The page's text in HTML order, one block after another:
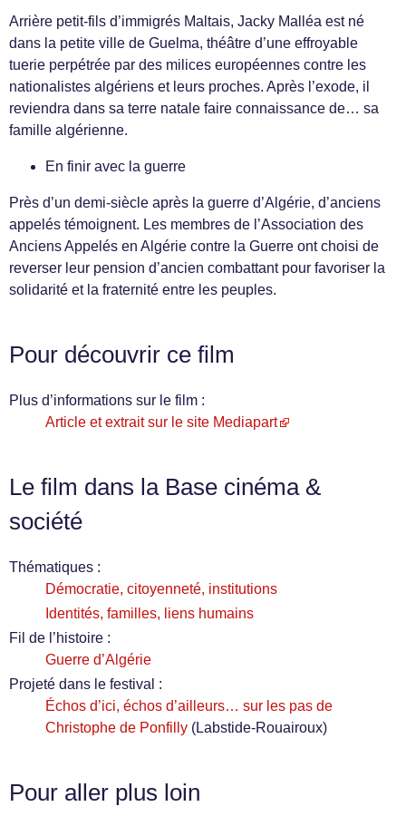
Arrière petit-fils d’immigrés Maltais, Jacky Malléa est né
dans la petite ville de Guelma, théâtre d’une effroyable
tuerie perpétrée par des milices européennes contre les
nationalistes algériens et leurs proches. Après l’exode, il
reviendra dans sa terre natale faire connaissance de… sa
famille algérienne.
En finir avec la guerre
Près d’un demi-siècle après la guerre d’Algérie, d’anciens
appelés témoignent. Les membres de l’Association des
Anciens Appelés en Algérie contre la Guerre ont choisi de
reverser leur pension d’ancien combattant pour favoriser la
solidarité et la fraternité entre les peuples.
Pour découvrir ce film
Plus d’informations sur le film :
Article et extrait sur le site Mediapart
Le film dans la Base cinéma &
société
Thématiques :
Démocratie, citoyenneté, institutions
Identités, familles, liens humains
Fil de l’histoire :
Guerre d’Algérie
Projeté dans le festival :
Échos d’ici, échos d’ailleurs… sur les pas de
Christophe de Ponfilly (Labstide-Rouairoux)
Pour aller plus loin